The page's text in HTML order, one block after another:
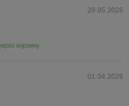
29.05.2026
корзину
01.04.2026